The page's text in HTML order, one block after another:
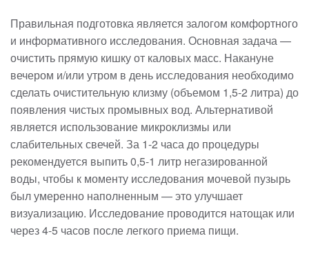
Правильная подготовка является залогом комфортного
и информативного исследования. Основная задача —
очистить прямую кишку от каловых масс. Накануне
вечером и/или утром в день исследования необходимо
сделать очистительную клизму (объемом 1,5-2 литра) до
появления чистых промывных вод. Альтернативой
является использование микроклизмы или
слабительных свечей. За 1-2 часа до процедуры
рекомендуется выпить 0,5-1 литр негазированной
воды, чтобы к моменту исследования мочевой пузырь
был умеренно наполненным — это улучшает
визуализацию. Исследование проводится натощак или
через 4-5 часов после легкого приема пищи.